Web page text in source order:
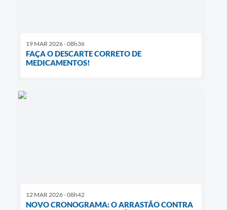
19 MAR 2026 - 08h36
FAÇA O DESCARTE CORRETO DE
MEDICAMENTOS!
12 MAR 2026 - 08h42
NOVO CRONOGRAMA: O ARRASTÃO CONTRA